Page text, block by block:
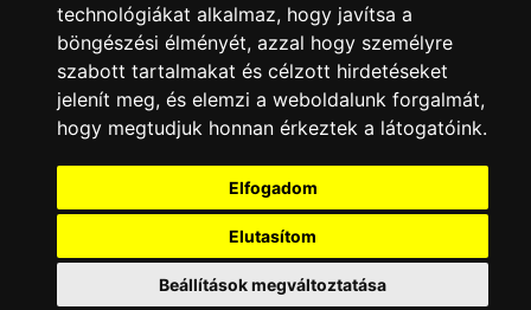
technológiákat alkalmaz, hogy javítsa a
böngészési élményét, azzal hogy személyre
szabott tartalmakat és célzott hirdetéseket
jelenít meg, és elemzi a weboldalunk forgalmát,
hogy megtudjuk honnan érkeztek a látogatóink.
Elfogadom
Elutasítom
Beállítások megváltoztatása